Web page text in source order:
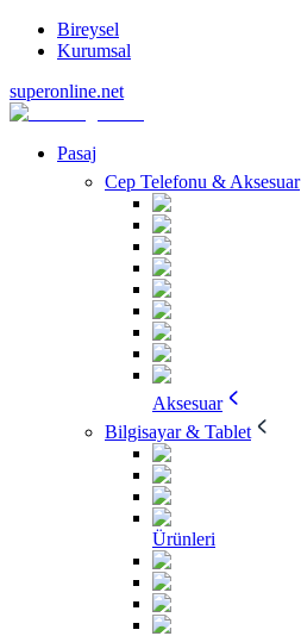
Bireysel
Kurumsal
superonline.net
Pasaj
Cep Telefonu & Aksesuar
Aksesuar
Bilgisayar & Tablet
Ürünleri